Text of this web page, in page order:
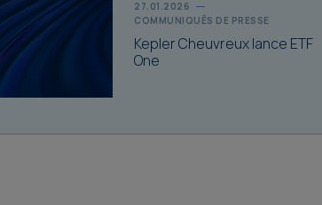
27.01.2026
COMMUNIQUÉS DE PRESSE
Kepler Cheuvreux lance ETF
One